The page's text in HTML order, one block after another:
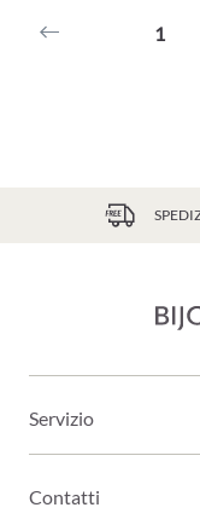
1
Servizio
Contatti